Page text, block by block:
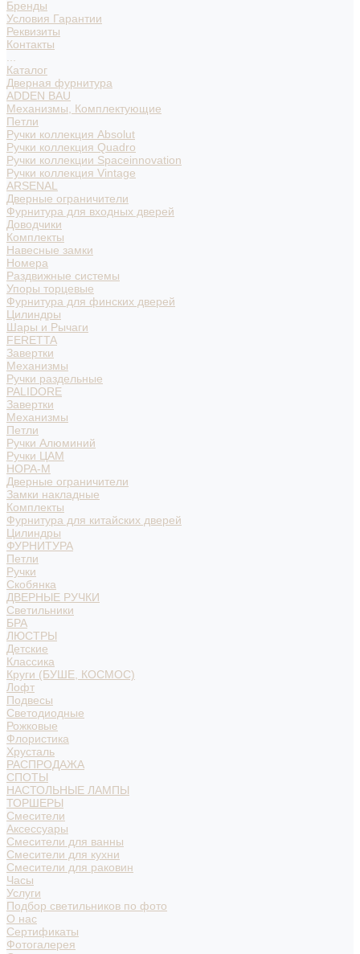
Бренды
Условия Гарантии
Реквизиты
Контакты
Каталог
Дверная фурнитура
ADDEN BAU
Механизмы, Комплектующие
Петли
Ручки коллекция Absolut
Ручки коллекция Quadro
Ручки коллекции Spaceinnovation
Ручки коллекция Vintage
ARSENAL
Дверные ограничители
Фурнитура для входных дверей
Доводчики
Комплекты
Навесные замки
Номера
Раздвижные системы
Упоры торцевые
Фурнитура для финских дверей
Цилиндры
Шары и Рычаги
FERETTA
Завертки
Механизмы
Ручки раздельные
PALIDORE
Завертки
Механизмы
Петли
Ручки Алюминий
Ручки ЦАМ
НОРА-М
Дверные ограничители
Замки накладные
Комплекты
Фурнитура для китайских дверей
Цилиндры
ФУРНИТУРА
Петли
Ручки
Скобянка
ДВЕРНЫЕ РУЧКИ
Светильники
БРА
ЛЮСТРЫ
Детские
Классика
Круги (БУШЕ, КОСМОС)
Лофт
Подвесы
Светодиодные
Рожковые
Флористика
Хрусталь
РАСПРОДАЖА
СПОТЫ
НАСТОЛЬНЫЕ ЛАМПЫ
ТОРШЕРЫ
Смесители
Аксессуары
Смесители для ванны
Смесители для кухни
Смесители для раковин
Часы
Услуги
Подбор светильников по фото
О нас
Сертификаты
Фотогалерея